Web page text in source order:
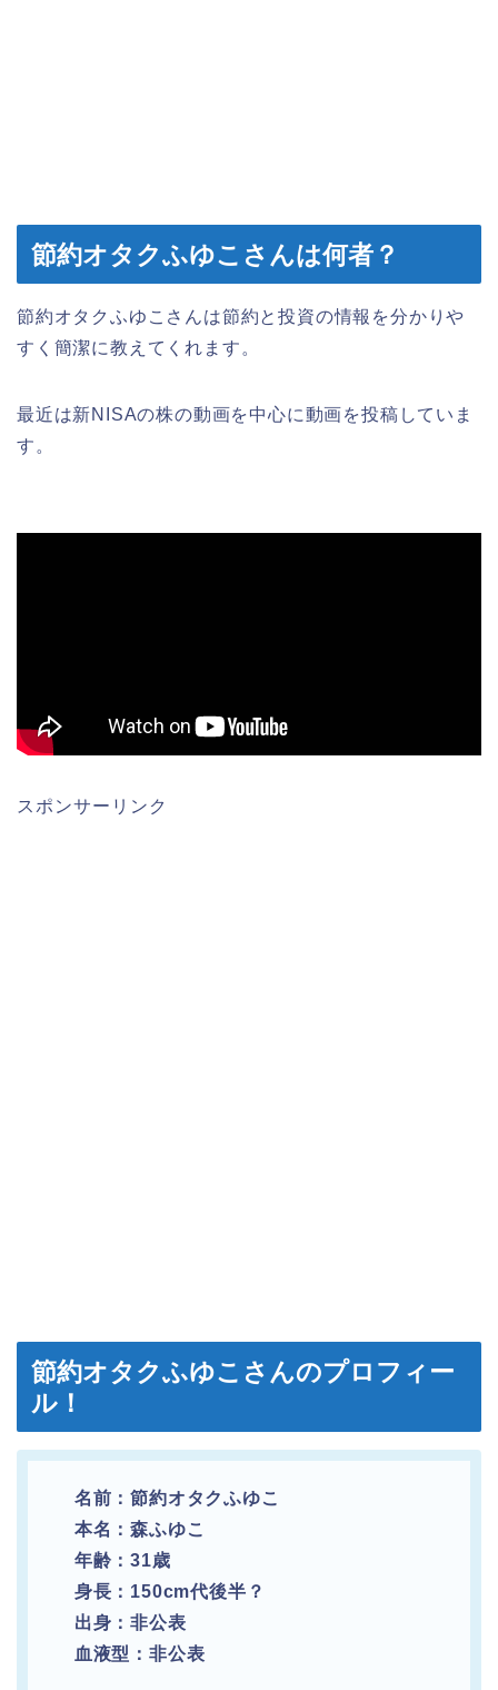
節約オタクふゆこさんは何者？
節約オタクふゆこさんは節約と投資の情報を分かりや
すく簡潔に教えてくれます。
最近は新NISAの株の動画を中心に動画を投稿していま
す。
スポンサーリンク
節約オタクふゆこさんのプロフィー
ル！
名前：節約オタクふゆこ
本名：森ふゆこ
年齢：31歳
身長：150cm代後半？
出身：非公表
血液型：非公表